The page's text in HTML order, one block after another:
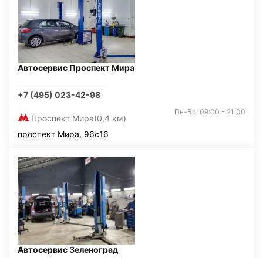
Автосервис Проспект Мира
+7 (495) 023-42-98
Проспект Мира(0,4 км)
Пн-Вс: 09:00 - 21:00
проспект Мира, 96с16
Автосервис Зеленоград